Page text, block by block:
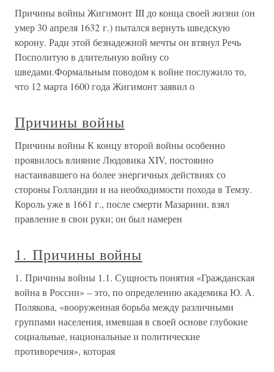
Причины войны Жигимонт III до конца своей жизни (он
умер 30 апреля 1632 г.) пытался вернуть шведскую
корону. Ради этой безнадежной мечты он втянул Речь
Посполитую в длительную войну со
шведами.Формальным поводом к войне послужило то,
что 12 марта 1600 года Жигимонт заявил о
Причины войны
Причины войны К концу второй войны особенно
проявилось влияние Людовика XIV, постоянно
настаивавшего на более энергичных действиях со
стороны Голландии и на необходимости похода в Темзу.
Король уже в 1661 г., после смерти Мазарини, взял
правление в свои руки; он был намерен
1. Причины войны
1. Причины войны 1.1. Сущность понятия «Гражданская
война в России» – это, по определению академика Ю. А.
Полякова, «вооруженная борьба между различными
группами населения, имевшая в своей основе глубокие
социальные, национальные и политические
противоречия», которая